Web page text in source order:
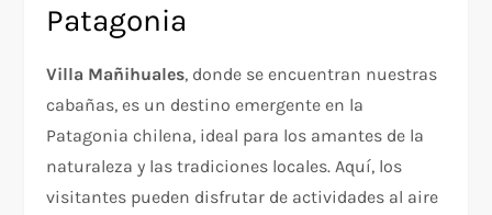
Patagonia
Villa Mañihuales, donde se encuentran nuestras
cabañas, es un destino emergente en la
Patagonia chilena, ideal para los amantes de la
naturaleza y las tradiciones locales. Aquí, los
visitantes pueden disfrutar de actividades al aire